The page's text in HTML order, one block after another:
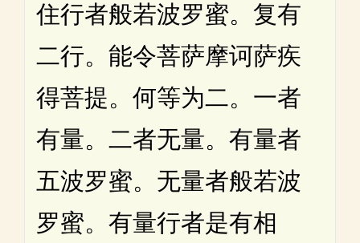
住行者般若波罗蜜。复有
二行。能令菩萨摩诃萨疾
得菩提。何等为二。一者
有量。二者无量。有量者
五波罗蜜。无量者般若波
罗蜜。有量行者是有相